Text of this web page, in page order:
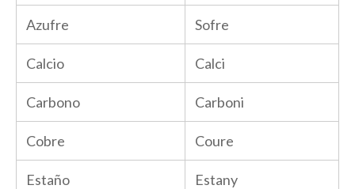
Azufre Sofre
Calcio Calci
Carbono Carboni
Cobre Coure
Estaño Estany